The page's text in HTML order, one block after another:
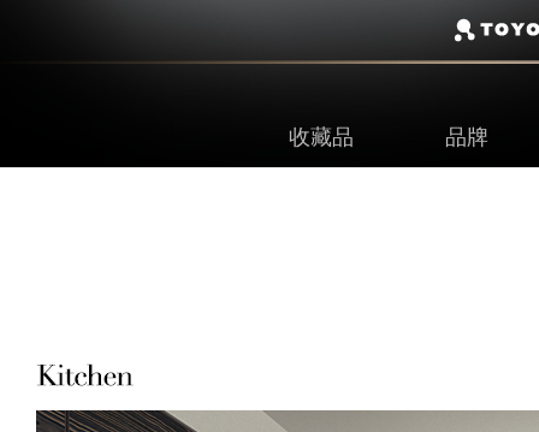
收藏品 品牌